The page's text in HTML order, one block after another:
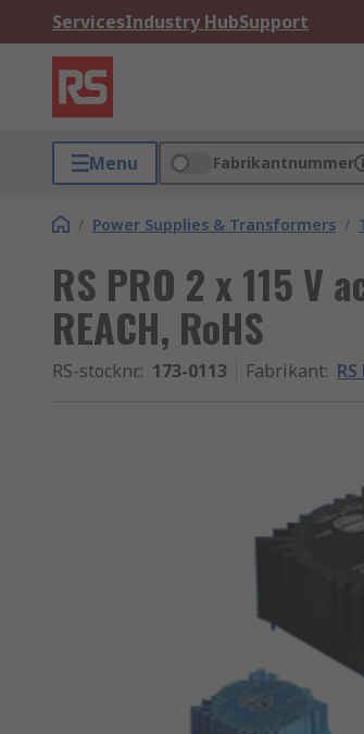
ServicesIndustry HubSupport
Menu Fabrikantnummer
/ Power Supplies & Transformers /
RS PRO 2 x 115 V
REACH, RoHS
RS-stocknr.: 173-0113 Fabrikant: RS